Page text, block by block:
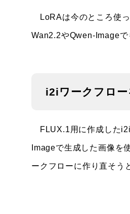
LoRAは今のところ使っ
Wan2.2やQwen-Imageで
i2iワークフロー
FLUX.1用に作成したi2i
Imageで生成した画像を
ークフローに作り直そう